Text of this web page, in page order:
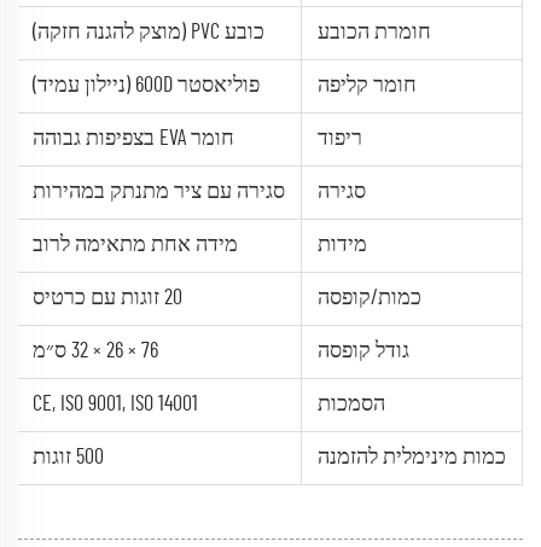
חומרת הכובע כובע PVC (מוצק להגנה חזקה)
חומר קליפה פוליאסטר 600D (ניילון עמיד)
ריפוד חומר EVA בצפיפות גבוהה
סגירה סגירה עם ציר מתנתק במהירות
מידות מידה אחת מתאימה לרוב
כמות/קופסה 20 זוגות עם כרטיס
גודל קופסה 76 × 26 × 32 ס״מ
הסמכות CE, ISO 9001, ISO 14001
כמות מינימלית להזמנה 500 זוגות